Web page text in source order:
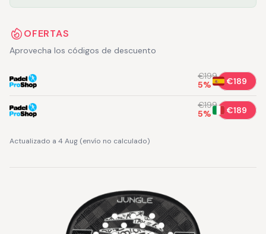
OFERTAS
Aprovecha los códigos de descuento
€199
5% €189
€199
5% €189
Actualizado a 4 Aug (envío no calculado)